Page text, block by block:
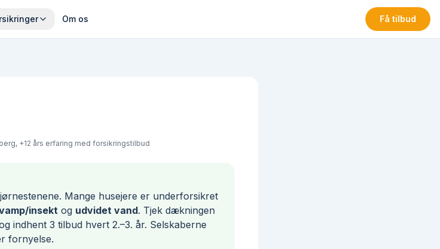
Om os Få tilbud
, +12 års erfaring med forsikringstilbud
Mange husejere er underforsikret
insekt og udvidet vand. Tjek dækningen
indhent 3 tilbud hvert 2.–3. år. Selskaberne
fornyelse.